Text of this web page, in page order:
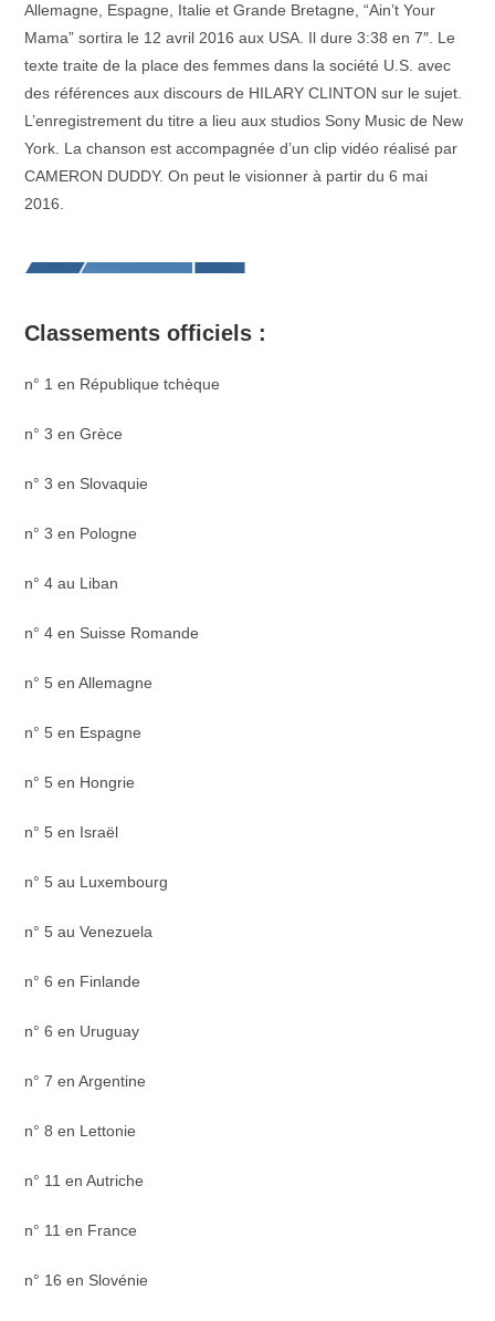
Allemagne, Espagne, Italie et Grande Bretagne, “Ain’t Your
Mama” sortira le 12 avril 2016 aux USA. Il dure 3:38 en 7″. Le
texte traite de la place des femmes dans la société U.S. avec
des références aux discours de HILARY CLINTON sur le sujet.
L’enregistrement du titre a lieu aux studios Sony Music de New
York. La chanson est accompagnée d’un clip vidéo réalisé par
CAMERON DUDDY. On peut le visionner à partir du 6 mai
2016.
Classements officiels :
n° 1 en République tchèque
n° 3 en Grèce
n° 3 en Slovaquie
n° 3 en Pologne
n° 4 au Liban
n° 4 en Suisse Romande
n° 5 en Allemagne
n° 5 en Espagne
n° 5 en Hongrie
n° 5 en Israël
n° 5 au Luxembourg
n° 5 au Venezuela
n° 6 en Finlande
n° 6 en Uruguay
n° 7 en Argentine
n° 8 en Lettonie
n° 11 en Autriche
n° 11 en France
n° 16 en Slovénie